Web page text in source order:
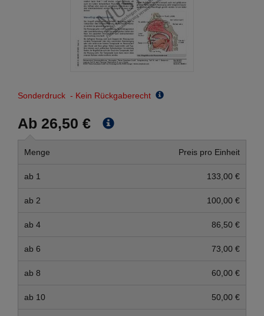
Sonderdruck - Kein Rückgaberecht
Ab 26,50 €
Menge Preis pro Einheit
ab 1 133,00 €
ab 2 100,00 €
ab 4 86,50 €
ab 6 73,00 €
ab 8 60,00 €
ab 10 50,00 €